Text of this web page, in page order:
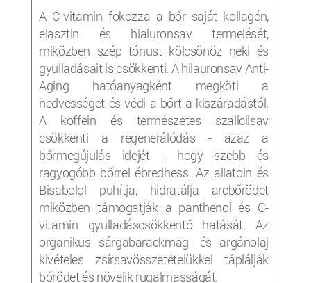
A C-vitamin fokozza a bőr saját kollagén,
elasztin és hialuronsav termelését,
miközben szép tónust kölcsönöz neki és
gyulladásait is csökkenti. A hilauronsav Anti-
Aging hatóanyagként megköti a
nedvességet és védi a bőrt a kiszáradástól.
A koffein és természetes szalicilsav
csökkenti a regenerálódás - azaz a
bőrmegújulás idejét -, hogy szebb és
ragyogóbb bőrrel ébredhess. Az allatoin és
Bisabolol puhítja, hidratálja arcbőrödet
miközben támogatják a panthenol és C-
vitamin gyulladáscsökkentő hatását. Az
organikus sárgabarackmag- és argánolaj
kivételes zsírsavösszetételükkel táplálják
bőrödet és növelik rugalmasságát.